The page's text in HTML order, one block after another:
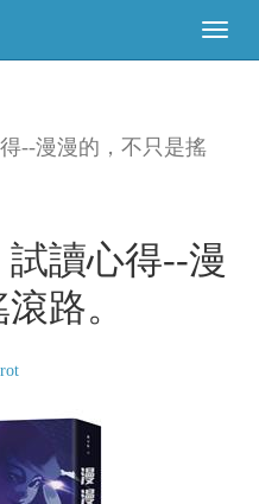
--漫漫的，不只是搖
試讀心得--漫
路。